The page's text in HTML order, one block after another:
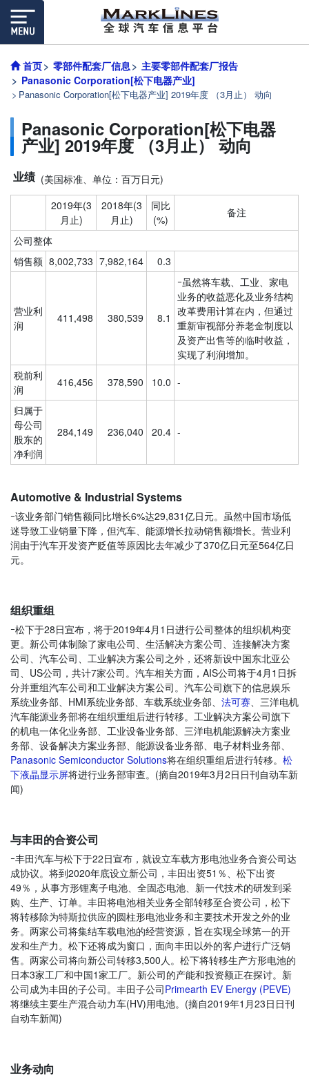
首页 零部件配套厂信息
主要零部件配套厂报告
Panasonic Corporation[松下电器产业]
Panasonic Corporation[松下电器产业] 2019年度 （3月止） 动向
Panasonic Corporation[松下电器
产业] 2019年度 （3月止） 动向
业绩 (美国标准、单位：百万日元)
2019年(3
月止)
2018年(3
月止)
同比
(%)
备注
公司整体
销售额 8,002,733 7,982,164 0.3
营业利
润
411,498 380,539 8.1
ｰ虽然将车载、工业、家电
业务的收益恶化及业务结构
改革费用计算在内，但通过
重新审视部分养老金制度以
及资产出售等的临时收益，
实现了利润增加。
税前利
润
416,456 378,590 10.0 -
归属于
母公司
股东的
净利润
284,149 236,040 20.4 -
Automotive & Industrial Systems
ｰ该业务部门销售额同比增长6%达29,831亿日元。虽然中国市场低
迷导致工业销量下降，但汽车、能源增长拉动销售额增长。营业利
润由于汽车开发资产贬值等原因比去年减少了370亿日元至564亿日
元。
组织重组
ｰ松下于28日宣布，将于2019年4月1日进行公司整体的组织机构变
更。新公司体制除了家电公司、生活解决方案公司、连接解决方案
公司、汽车公司、工业解决方案公司之外，还将新设中国东北亚公
司、US公司，共计7家公司。汽车相关方面，AIS公司将于4月1日拆
分并重组汽车公司和工业解决方案公司。汽车公司旗下的信息娱乐
系统业务部、HMI系统业务部、车载系统业务部、 法可赛、三洋电机
汽车能源业务部将在组织重组后进行转移。工业解决方案公司旗下
的机电一体化业务部、工业设备业务部、三洋电机能源解决方案业
务部、设备解决方案业务部、能源设备业务部、电子材料业务部、
Panasonic Semiconductor Solutions将在组织重组后进行转移。 松
下液晶显示屏将进行业务部审查。 (摘自2019年3月2日日刊自动车新
闻)
与丰田的合资公司
ｰ丰田汽车与松下于22日宣布，就设立车载方形电池业务合资公司达
成协议。将到2020年底设立新公司，丰田出资51％、松下出资
49％，从事方形锂离子电池、全固态电池、新一代技术的研发到采
购、生产、订单。丰田将电池相关业务全部转移至合资公司，松下
将转移除为特斯拉供应的圆柱形电池业务和主要技术开发之外的业
务。两家公司将集结车载电池的经营资源，旨在实现全球第一的开
发和生产力。松下还将成为窗口，面向丰田以外的客户进行广泛销
售。两家公司将向新公司转移3,500人。松下将转移生产方形电池的
日本3家工厂和中国1家工厂。新公司的产能和投资额正在探讨。新
公司成为丰田的子公司。丰田子公司Primearth EV Energy (PEVE)
将继续主要生产混合动力车(HV)用电池。(摘自2019年1月23日日刊
自动车新闻)
业务动向